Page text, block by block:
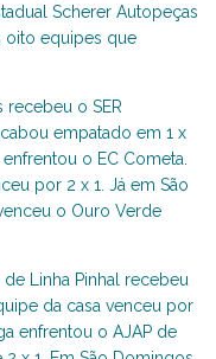
Scherer Autopeças
oito equipes que
recebeu o SER
empatado em 1 x
o EC Cometa.
por 2 x 1. Já em São
o Ouro Verde
Linha Pinhal recebeu
da casa venceu por
enfrentou o AJAP de